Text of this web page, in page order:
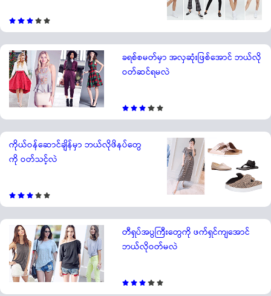
ခရစ်စမတ်မှာ အလှဆုံးဖြစ်အောင် ဘယ်လို
ဝတ်ဆင်ရမလဲ
ကိုယ်ဝန်ဆောင်ချိန်မှာ ဘယ်လိုဖိနပ်တွေ
ကို ဝတ်သင့်လဲ
တီရှပ်အပွကြီးတွေကို ဖက်ရှင်ကျအောင်
ဘယ်လိုဝတ်မလဲ